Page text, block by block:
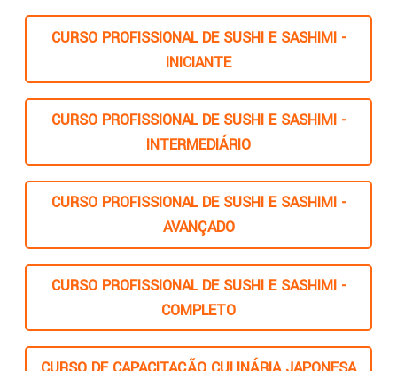
CURSO PROFISSIONAL DE SUSHI E SASHIMI -
INICIANTE
CURSO PROFISSIONAL DE SUSHI E SASHIMI -
INTERMEDIÁRIO
CURSO PROFISSIONAL DE SUSHI E SASHIMI -
AVANÇADO
CURSO PROFISSIONAL DE SUSHI E SASHIMI -
COMPLETO